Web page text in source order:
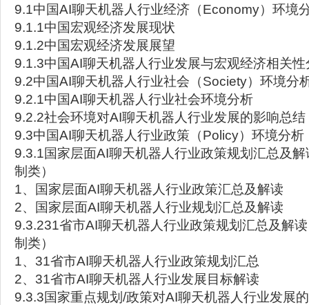
9.1中国AI聊天机器人行业经济（Economy）环境
9.1.1中国宏观经济发展现状
9.1.2中国宏观经济发展展望
9.1.3中国AI聊天机器人行业发展与宏观经济相关性
9.2中国AI聊天机器人行业社会（Society）环境分
9.2.1中国AI聊天机器人行业社会环境分析
9.2.2社会环境对AI聊天机器人行业发展的影响总结
9.3中国AI聊天机器人行业政策（Policy）环境分析
9.3.1国家层面AI聊天机器人行业政策规划汇总及
制类）
1、国家层面AI聊天机器人行业政策汇总及解读
2、国家层面AI聊天机器人行业规划汇总及解读
9.3.231省市AI聊天机器人行业政策规划汇总及解
制类）
1、31省市AI聊天机器人行业政策规划汇总
2、31省市AI聊天机器人行业发展目标解读
9.3.3国家重点规划/政策对AI聊天机器人行业发展